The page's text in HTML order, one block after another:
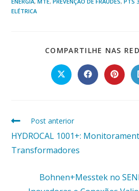
ELÉTRICA
COMPARTILHE NAS
Abre
em
Abre
em
Abre
em
Read
more
articles
Post anterior
HYDROCAL 1001+:
Transformadores
Bohnen+Messtek no